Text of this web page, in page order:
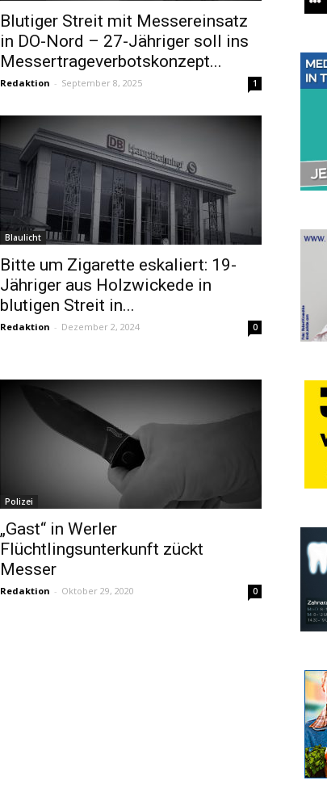
Blutiger Streit mit Messereinsatz
in DO-Nord – 27-Jähriger soll ins
Messertrageverbotskonzept...
Redaktion - September 8, 2025 1
Blaulicht
Bitte um Zigarette eskaliert: 19-
Jähriger aus Holzwickede in
blutigen Streit in...
Redaktion - Dezember 2, 2024 0
Polizei
„Gast“ in Werler
Flüchtlingsunterkunft zückt
Messer
Redaktion - Oktober 29, 2020 0